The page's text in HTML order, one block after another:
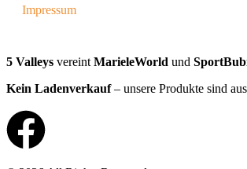
Impressum
5 Valleys vereint MarieleWorld und
Kein Ladenverkauf– unsere Produkte sind